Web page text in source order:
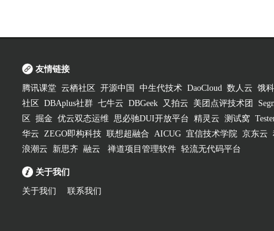
友情链接
腾讯课堂 云栖社区 开源中国 中生代技术 DaoCloud 数人云 饿
社区
DBAplus社群 七牛云 DBGeek 又拍云 美团点评技术团
区
掘金 优云双态运维 思必驰DUI开放平台 精灵云 测试窝
华云 ZEGO即构科技 联想超融合 AICUG 宜信技术学院 京东云
浪潮云
新思齐 融云 禅道项目管理软件 轻流无代码平台
关于我们
关于我们 联系我们